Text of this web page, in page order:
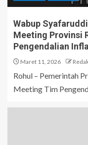
Wabup
Meeting Provinsi
Pengendalian
Maret 11, 2026
Rohul – Pemerintah
Meeting Tim